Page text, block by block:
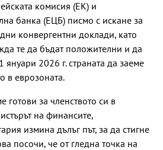
комисия (EК) и
банка (ЕЦБ) писмо с искане за
конвергентни доклади, като
те да бъдат положителни и да
януари 2026 г. страната да заеме
в еврозоната.
готови за членството си в
на финансите,
измина дълъг път, за да стигне
посочи, че от гледна точка на